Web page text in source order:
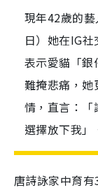
現年42歲的
日）她在IG
表示愛貓「銀
難掩悲痛，
情，直言：
選擇放下我」
唐詩詠家中育